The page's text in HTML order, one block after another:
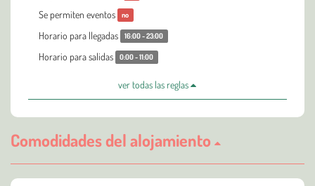
Se permiten eventos no
Horario para llegadas 16:00 - 23:00
Horario para salidas 0:00 - 11:00
ver todas las reglas
Comodidades del alojamiento